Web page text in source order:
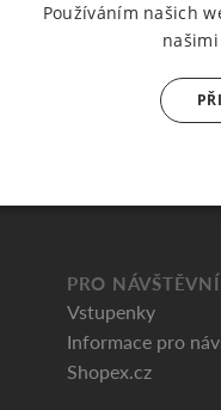
PRO
Vstupenky
Informace pro
Shopex.cz
Používáním našich